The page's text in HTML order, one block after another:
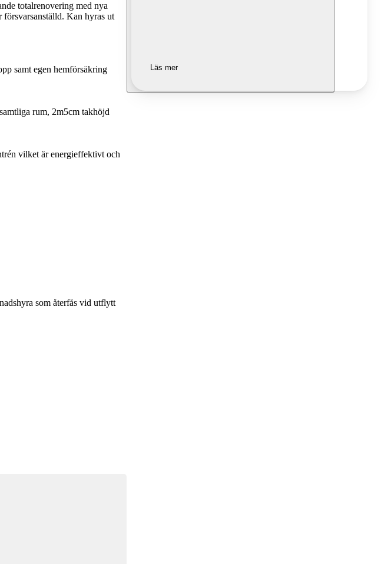
totalrenovering med nya
Kan hyras ut
samt egen hemförsäkring
rum, 2m5cm takhöjd
vilket är energieffektivt och
som återfås vid utflytt
Läs mer